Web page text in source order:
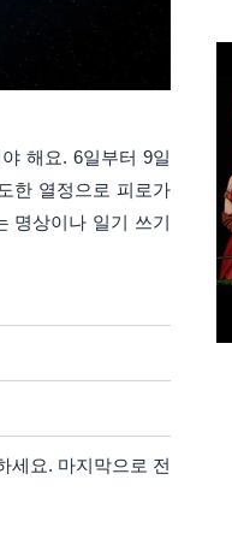
해요. 6일부터 9일
한 열정으로 피로가
명상이나 일기 쓰기
세요. 마지막으로 전